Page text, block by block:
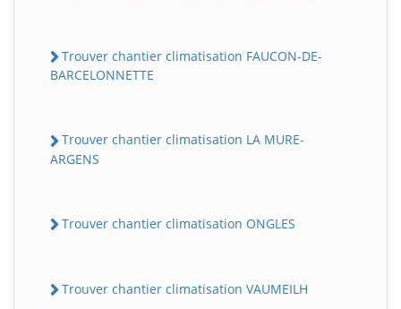
Trouver chantier climatisation FAUCON-DE-
BARCELONNETTE
Trouver chantier climatisation LA MURE-
ARGENS
Trouver chantier climatisation ONGLES
Trouver chantier climatisation VAUMEILH